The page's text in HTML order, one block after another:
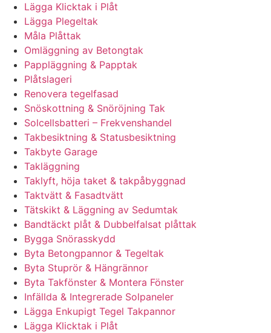
Lägga Klicktak i Plåt
Lägga Plegeltak
Måla Plåttak
Omläggning av Betongtak
Pappläggning & Papptak
Plåtslageri
Renovera tegelfasad
Snöskottning & Snöröjning Tak
Solcellsbatteri – Frekvenshandel
Takbesiktning & Statusbesiktning
Takbyte Garage
Takläggning
Taklyft, höja taket & takpåbyggnad
Taktvätt & Fasadtvätt
Tätskikt & Läggning av Sedumtak
Bandtäckt plåt & Dubbelfalsat plåttak
Bygga Snörasskydd
Byta Betongpannor & Tegeltak
Byta Stuprör & Hängrännor
Byta Takfönster & Montera Fönster
Infällda & Integrerade Solpaneler
Lägga Enkupigt Tegel Takpannor
Lägga Klicktak i Plåt